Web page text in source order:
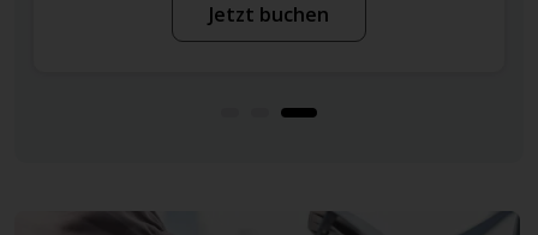
Jetzt buchen